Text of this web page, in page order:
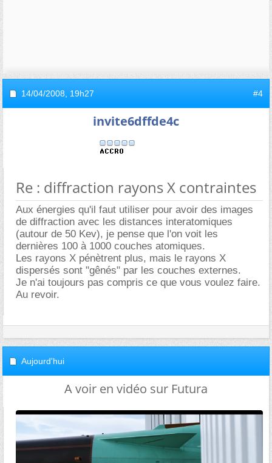
14/04/2008, 19h27 #4
invite6dffde4c
Re : diffraction rayons X contraintes
Aux énergies qu'il faut utiliser pour avoir des images
de diffraction avec les distances interatomiques
(autour de 50 Kev), je pense que l'on voit les
dernières 100 à 1000 couches atomiques.
Les rayons X pénètrent plus, mais le rayons X
dispersés sont "gênés" par les couches externes.
Je n'ai toujours pas compris ce que vous voulez faire.
Au revoir.
Aujourd'hui
A voir en vidéo sur Futura